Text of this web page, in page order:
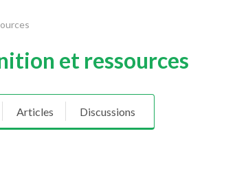
et ressources
Articles Discussions